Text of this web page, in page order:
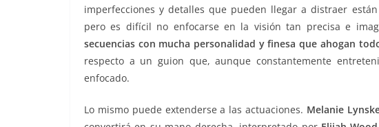
imperfecciones y detalles que pueden llegar a distraer
pero es difícil no enfocarse en la visión tan precisa e
secuencias con mucha personalidad y finesa que ahogan
respecto a un guion que, aunque constantemente
enfocado.
Lo mismo puede extenderse a las actuaciones. Melanie